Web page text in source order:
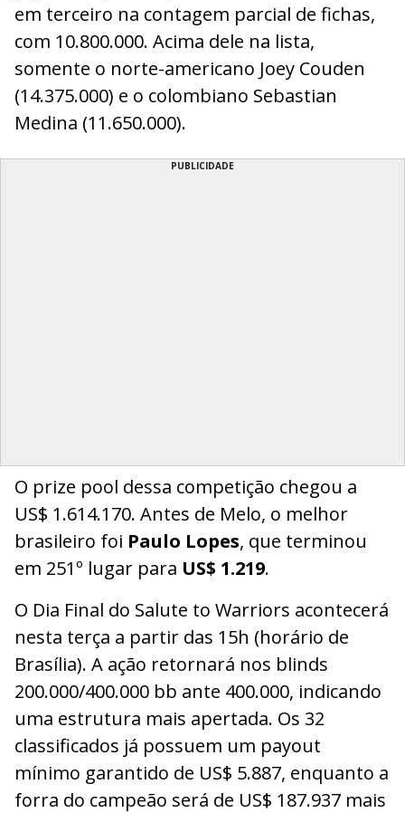
em terceiro na contagem parcial de fichas,
com 10.800.000. Acima dele na lista,
somente o norte-americano Joey Couden
(14.375.000) e o colombiano Sebastian
Medina (11.650.000).
PUBLICIDADE
O prize pool dessa competição chegou a
US$ 1.614.170. Antes de Melo, o melhor
brasileiro foi Paulo Lopes, que terminou
em 251º lugar para US$ 1.219.
O Dia Final do Salute to Warriors acontecerá
nesta terça a partir das 15h (horário de
Brasília). A ação retornará nos blinds
200.000/400.000 bb ante 400.000, indicando
uma estrutura mais apertada. Os 32
classificados já possuem um payout
mínimo garantido de US$ 5.887, enquanto a
forra do campeão será de US$ 187.937 mais